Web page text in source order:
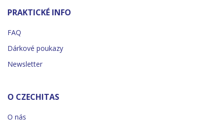
PRAKTICKÉ INFO
FAQ
Dárkové poukazy
Newsletter
O CZECHITAS
O nás